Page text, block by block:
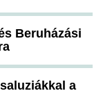
Beruházási
a